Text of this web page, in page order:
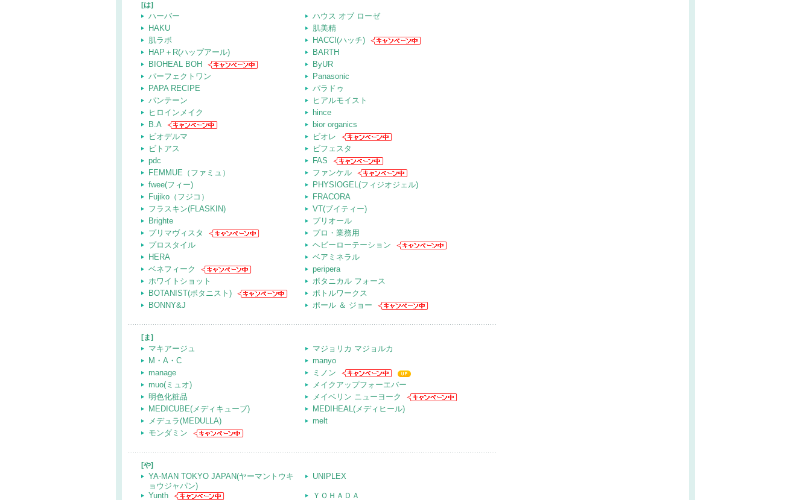
[は]
ハーバー
ハウス オブ ローゼ
HAKU
肌美精
肌ラボ
HACCI(ハッチ)
HAP＋R(ハップアール)
BARTH
BIOHEAL BOH
ByUR
パーフェクトワン
Panasonic
PAPA RECIPE
パラドゥ
パンテーン
ヒアルモイスト
ヒロインメイク
hince
B.A
bior organics
ビオデルマ
ビオレ
ビトアス
ビフェスタ
pdc
FAS
FEMMUE（ファミュ）
ファンケル
fwee(フィー)
PHYSIOGEL(フィジオジェル)
Fujiko（フジコ）
FRACORA
フラスキン(FLASKIN)
VT(ブイティー)
Brighte
プリオール
プリマヴィスタ
プロ・業務用
プロスタイル
ヘビーローテーション
HERA
ベアミネラル
ベネフィーク
peripera
ホワイトショット
ボタニカル フォース
BOTANIST(ボタニスト)
ボトルワークス
BONNY&J
ポール ＆ ジョー
[ま]
マキアージュ
マジョリカ マジョルカ
M・A・C
manyo
manage
ミノン
muo(ミュオ)
メイクアップフォーエバー
明色化粧品
メイベリン ニューヨーク
MEDICUBE(メディキューブ)
MEDIHEAL(メディヒール)
メデュラ(MEDULLA)
melt
モンダミン
[や]
YA-MAN TOKYO JAPAN(ヤーマントウキ
ョウジャパン)
UNIPLEX
Yunth ＹＯＨＡＤＡ